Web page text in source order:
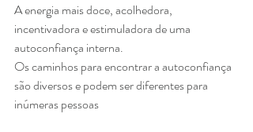
A energia mais doce, acolhedora,
incentivadora e estimuladora de uma
autoconfiança interna.
Os caminhos para encontrar a autoconfiança
são diversos e podem ser diferentes para
inúmeras pessoas